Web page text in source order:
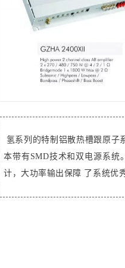
氢系列的特制铝散热槽跟原子
本带有SMD技术和双电源系统
计，大功率输出保障 了系统优